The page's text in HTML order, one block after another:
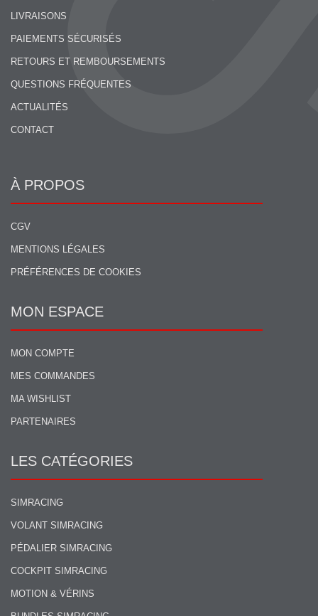
LIVRAISONS
PAIEMENTS SÉCURISÉS
RETOURS ET REMBOURSEMENTS
QUESTIONS FRÉQUENTES
ACTUALITÉS
CONTACT
À PROPOS
CGV
MENTIONS LÉGALES
PRÉFÉRENCES DE COOKIES
MON ESPACE
MON COMPTE
MES COMMANDES
MA WISHLIST
PARTENAIRES
LES CATÉGORIES
SIMRACING
VOLANT SIMRACING
PÉDALIER SIMRACING
COCKPIT SIMRACING
MOTION & VÉRINS